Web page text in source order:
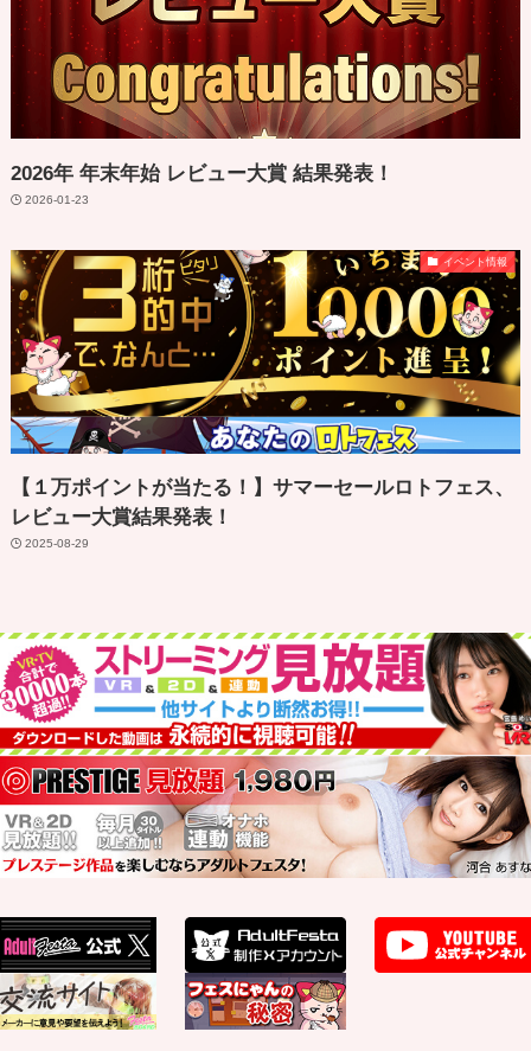
2026年 年末年始 レビュー大賞 結果発表！
2026-01-23
イベント情報
【１万ポイントが当たる！】サマーセールロトフェス、
レビュー大賞結果発表！
2025-08-29